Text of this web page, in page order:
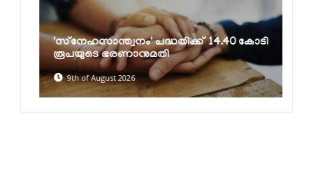
'സ്‌നേഹസാന്ത്വനം' പദ്ധതിക്ക് 14.40 കോടി
രൂപയുടെ ഭരണാനുമതി
9th of August 2026